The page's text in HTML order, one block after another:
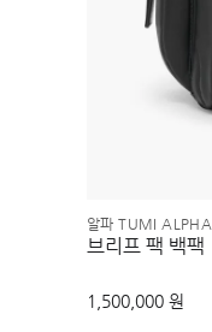
알파 TUMI ALPHA
브리프 팩 백팩
1,500,000 원